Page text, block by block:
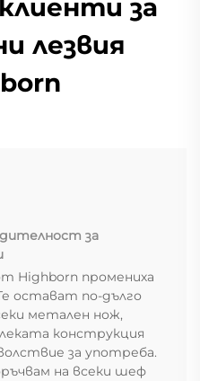
за
лезвия
за
Highborn промениха
остават по-дълго
метален нож,
конструкция
за употреба.
на всеки шеф